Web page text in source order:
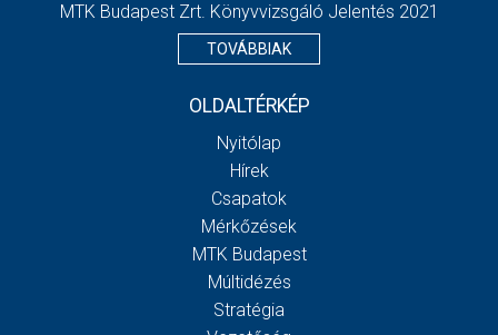
MTK Budapest Zrt. Könyvvizsgáló Jelentés 2021
TOVÁBBIAK
OLDALTÉRKÉP
Nyitólap
Hírek
Csapatok
Mérkőzések
MTK Budapest
Múltidézés
Stratégia